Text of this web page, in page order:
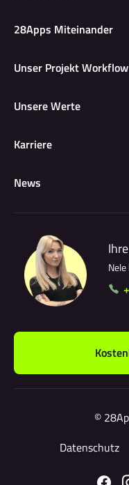
28Apps Miteinander
Unser Projekt Workflow
Unsere Werte
Karriere
News
©
Datenschutz